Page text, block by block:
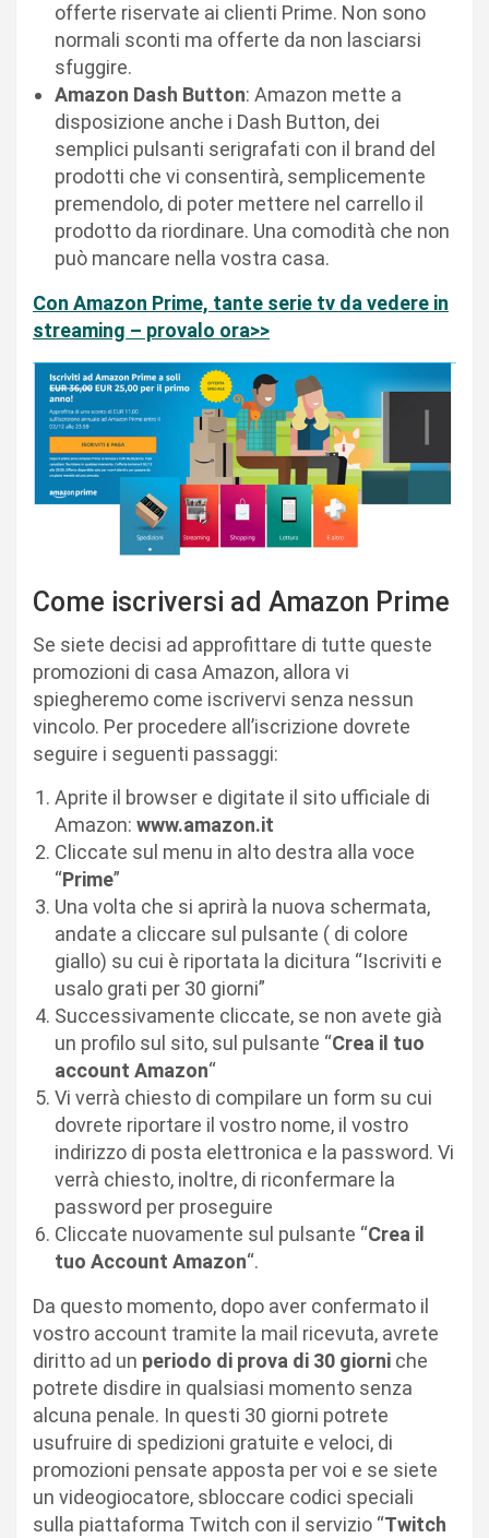
offerte riservate ai clienti Prime. Non sono
normali sconti ma offerte da non lasciarsi
sfuggire.
Amazon Dash Button: Amazon mette a
disposizione anche i Dash Button, dei
semplici pulsanti serigrafati con il brand del
prodotti che vi consentirà, semplicemente
premendolo, di poter mettere nel carrello il
prodotto da riordinare. Una comodità che non
può mancare nella vostra casa.
Con Amazon Prime, tante serie tv da vedere in
streaming – provalo ora>>
Come iscriversi ad Amazon Prime
Se siete decisi ad approfittare di tutte queste
promozioni di casa Amazon, allora vi
spiegheremo come iscrivervi senza nessun
vincolo. Per procedere all’iscrizione dovrete
seguire i seguenti passaggi:
Aprite il browser e digitate il sito ufficiale di
Amazon: www.amazon.it
Cliccate sul menu in alto destra alla voce
“Prime”
Una volta che si aprirà la nuova schermata,
andate a cliccare sul pulsante ( di colore
giallo) su cui è riportata la dicitura “Iscriviti e
usalo grati per 30 giorni”
Successivamente cliccate, se non avete già
un profilo sul sito, sul pulsante “Crea il tuo
account Amazon“
Vi verrà chiesto di compilare un form su cui
dovrete riportare il vostro nome, il vostro
indirizzo di posta elettronica e la password. Vi
verrà chiesto, inoltre, di riconfermare la
password per proseguire
Cliccate nuovamente sul pulsante “Crea il
tuo Account Amazon“.
Da questo momento, dopo aver confermato il
vostro account tramite la mail ricevuta, avrete
diritto ad un periodo di prova di 30 giorni che
potrete disdire in qualsiasi momento senza
alcuna penale. In questi 30 giorni potrete
usufruire di spedizioni gratuite e veloci, di
promozioni pensate apposta per voi e se siete
un videogiocatore, sbloccare codici speciali
sulla piattaforma Twitch con il servizio “Twitch